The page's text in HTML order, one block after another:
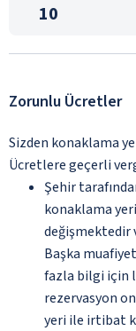
10
Zorunlu Ücretler
Sizden konaklama
Ücretlere geçerli
Şehir
konaklama
değişmektedir
Başka
fazla bilgi için
rezervasyon
yeri ile irtibat